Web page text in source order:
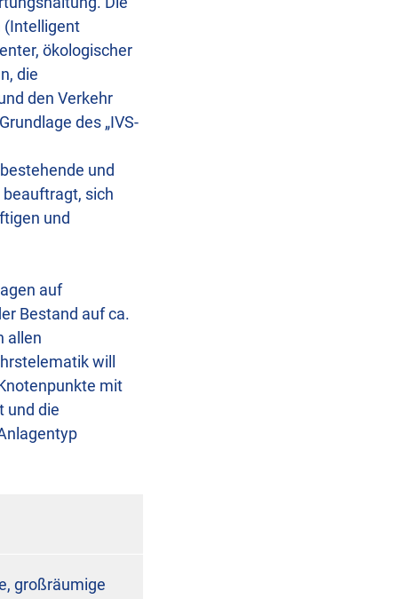
(Intelligent
ökologischer
die
den Verkehr
des „IVS-
und
sich
und
auf
Bestand auf ca.
allen
will
mit
und die
großräumige